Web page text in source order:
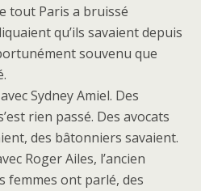
tout Paris a bruissé
qu’ils savaient depuis
souvenu que
Sydney Amiel. Des
rien passé. Des avocats
des bâtonniers savaient.
Roger Ailes, l’ancien
femmes ont parlé, des